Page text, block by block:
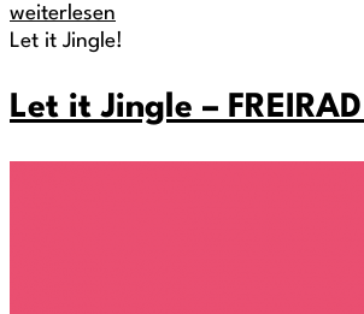
weiterlesen
Let it Jingle!
Let it Jingle –